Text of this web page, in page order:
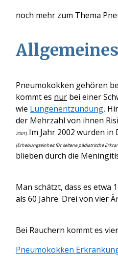
noch mehr zum Thema
Allgemeines
Pneumokokken gehören
kommt es nur bei einer
wie Lungenentzündung,
der Mehrzahl von ihnen
2001). Im Jahr 2002 wurden
(Erhebungseinheit für seltene pädiatrische
blieben durch die
Man schätzt, dass es etwa
als 60 Jahre. Drei von vier
Bei Rauchern kommt es
Pneumokokken